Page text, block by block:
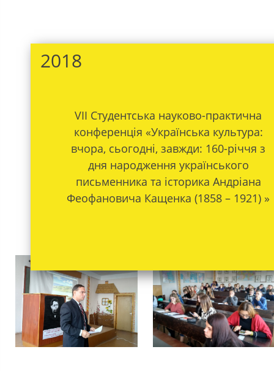
2018
VІІ Студентська науково-практична
конференція «Українська культура:
вчора, сьогодні, завжди: 160-річчя з
дня народження українського
письменника та історика Андріана
Феофановича Кащенка (1858 – 1921) »